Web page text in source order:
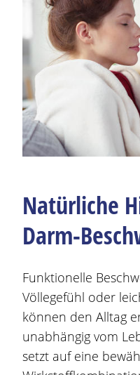
Natürliche
Darm-
Funktionelle
Völlegefühl oder
können den Alltag
unabhängig vom
setzt auf eine